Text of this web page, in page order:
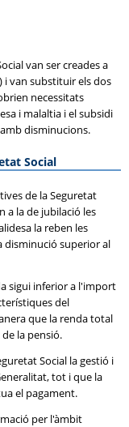
van ser creades a
i van substituir els dos
necessitats
i malaltia i el subsidi
disminucions.
Social
de la Seguretat
a la de jubilació les
la reben les
disminució superior al
sigui inferior a l'import
del
que la renda total
la pensió.
Social la gestió i
tot i que la
el pagament.
per l'àmbit